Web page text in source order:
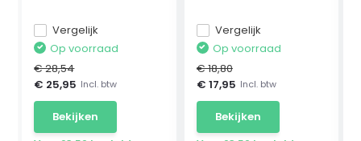
Vergelijk
Op voorraad
€ 28,54
€ 25,95 Incl. btw
Bekijken
Vergelijk
Op voorraad
€ 18,80
€ 17,95 Incl. btw
Bekijken